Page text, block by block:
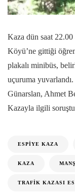
Kaza dün saat 22.00
Köyü’ne gittiği
plakalı minibüs,
uçuruma
Günarslan, Ahmet
Kazayla ilgili
ESPIYE KAZA
KAZA
TRAFIK KAZASI